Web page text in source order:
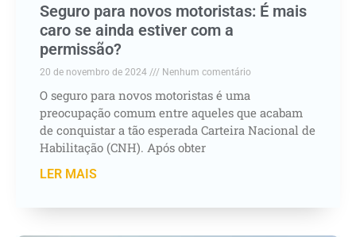
Seguro para novos motoristas: É mais
caro se ainda estiver com a
permissão?
20 de novembro de 2024 Nenhum comentário
O seguro para novos motoristas é uma
preocupação comum entre aqueles que acabam
de conquistar a tão esperada Carteira Nacional de
Habilitação (CNH). Após obter
LER MAIS